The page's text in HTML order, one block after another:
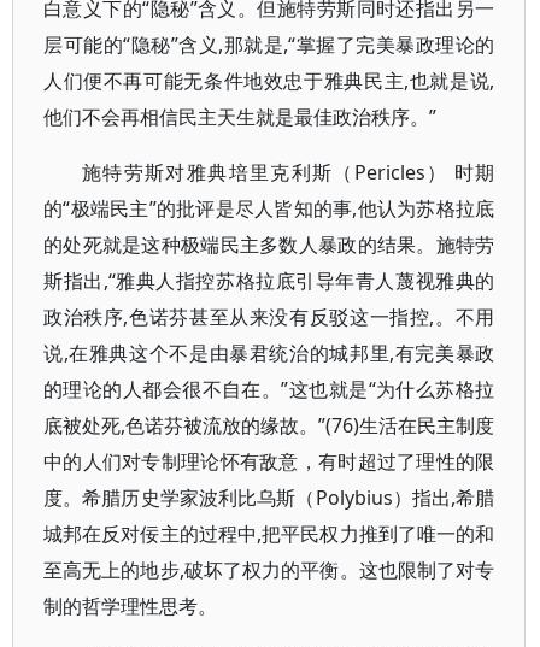
白意义下的“隐秘”含义。但施特劳斯同时还指出另一
层可能的“隐秘”含义,那就是,“掌握了完美暴政理论的
人们便不再可能无条件地效忠于雅典民主,也就是说,
他们不会再相信民主天生就是最佳政治秩序。”
施特劳斯对雅典培里克利斯（Pericles） 时期
的“极端民主”的批评是尽人皆知的事,他认为苏格拉底
的处死就是这种极端民主多数人暴政的结果。施特劳
斯指出,“雅典人指控苏格拉底引导年青人蔑视雅典的
政治秩序,色诺芬甚至从来没有反驳这一指控,。不用
说,在雅典这个不是由暴君统治的城邦里,有完美暴政
的理论的人都会很不自在。”这也就是“为什么苏格拉
底被处死,色诺芬被流放的缘故。”(76)生活在民主制度
中的人们对专制理论怀有敌意，有时超过了理性的限
度。希腊历史学家波利比乌斯（Polybius）指出,希腊
城邦在反对佞主的过程中,把平民权力推到了唯一的和
至高无上的地步,破坏了权力的平衡。这也限制了对专
制的哲学理性思考。